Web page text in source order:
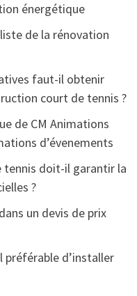
énergétique
de la rénovation
faut-il obtenir
court de tennis ?
de CM Animations
d’évenements
tennis doit-il garantir la
?
un devis de prix
préférable d’installer